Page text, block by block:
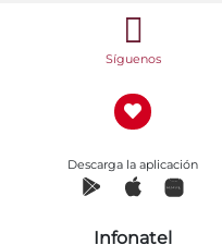
Síguenos
Descarga la aplicación
Infonatel